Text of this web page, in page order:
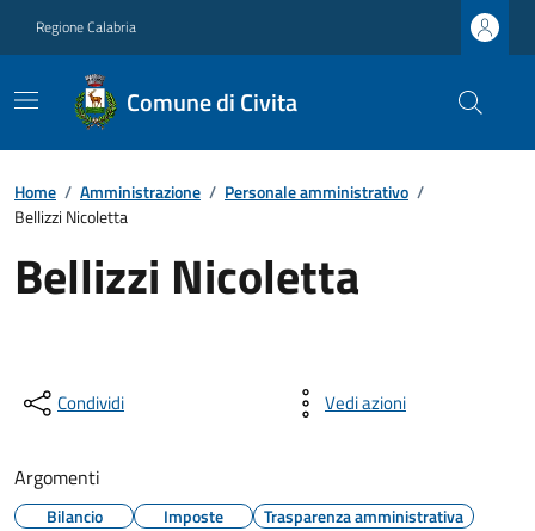
Regione Calabria
Comune di Civita
Home / Amministrazione / Personale amministrativo /
Bellizzi Nicoletta
Bellizzi Nicoletta
Condividi Vedi azioni
Argomenti
Bilancio Imposte Trasparenza amministrativa